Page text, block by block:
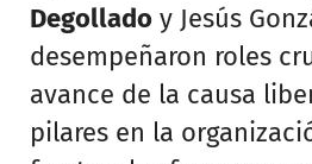
Degollado y Jesús
desempeñaron roles
avance de la causa
pilares en la